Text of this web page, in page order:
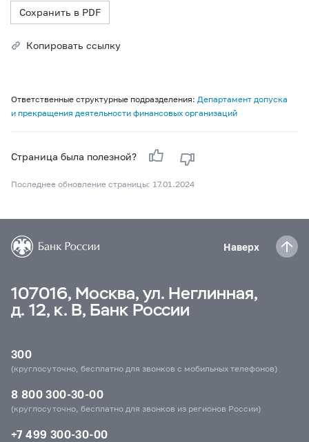
Сохранить в PDF
Копировать ссылку
Ответственные структурные подразделения: Департамент допуска
и прекращения деятельности финансовых организаций
Страница была полезной?
Последнее обновление страницы: 17.01.2024
Наверх
107016, Москва, ул. Неглинная,
д. 12, к. В, Банк России
300
(круглосуточно, бесплатно для звонков с мобильных телефонов)
8 800 300-30-00
(круглосуточно, бесплатно для звонков из регионов России)
+7 499 300-30-00